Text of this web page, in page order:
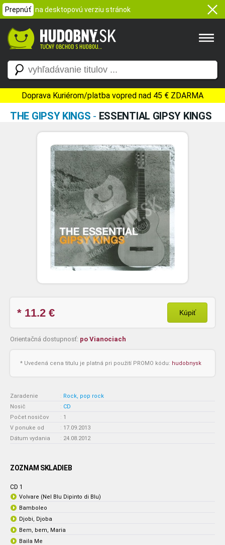
Prepnúť na desktopovú verziu stránok
Doprava Kuriérom/platba vopred nad 45 € ZDARMA
THE GIPSY KINGS - ESSENTIAL GIPSY KINGS
* 11.2 € Kúpiť
Orientačná dostupnosť: po Vianociach
* Uvedená cena titulu je platná pri použití PROMO kódu: hudobnysk
Zaradenie : Rock, pop rock
Nosič
: CD
Počet nosičov
: 1
V ponuke od
: 17.09.2013
Dátum vydania
: 24.08.2012
ZOZNAM SKLADIEB
CD 1
Volvare (Nel Blu Dipinto di Blu)
Bamboleo
Djobi, Djoba
Bem, bem, Maria
Baila Me